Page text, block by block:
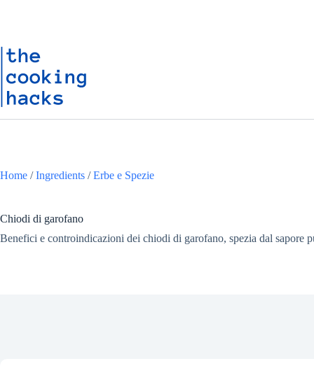
t
o
n
u
t
Home /Ingredients /Erbe e Spezie
Chiodi di garofano
Benefici e controindicazioni dei chiodi di garofano, spezia dal sapore